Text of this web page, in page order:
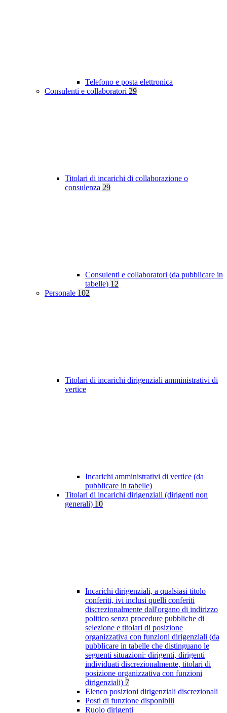
Telefono e posta elettronica
Consulenti e collaboratori 29
Titolari di incarichi di collaborazione o
consulenza 29
Consulenti e collaboratori (da pubblicare in
tabelle) 12
Personale 102
Titolari di incarichi dirigenziali amministrativi di
vertice
Incarichi amministrativi di vertice (da
pubblicare in tabelle)
Titolari di incarichi dirigenziali (dirigenti non
generali) 10
Incarichi dirigenziali, a qualsiasi titolo
conferiti, ivi inclusi quelli conferiti
discrezionalmente dall'organo di indirizzo
politico senza procedure pubbliche di
selezione e titolari di posizione
organizzativa con funzioni dirigenziali (da
pubblicare in tabelle che distinguano le
seguenti situazioni: dirigenti, dirigenti
individuati discrezionalmente, titolari di
posizione organizzativa con funzioni
dirigenziali) 7
Elenco posizioni dirigenziali discrezionali
Posti di funzione disponibili
Ruolo dirigenti